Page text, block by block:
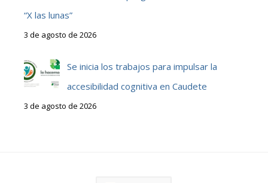
“X las lunas”
3 de agosto de 2026
Se inicia los trabajos para impulsar la
accesibilidad cognitiva en Caudete
3 de agosto de 2026